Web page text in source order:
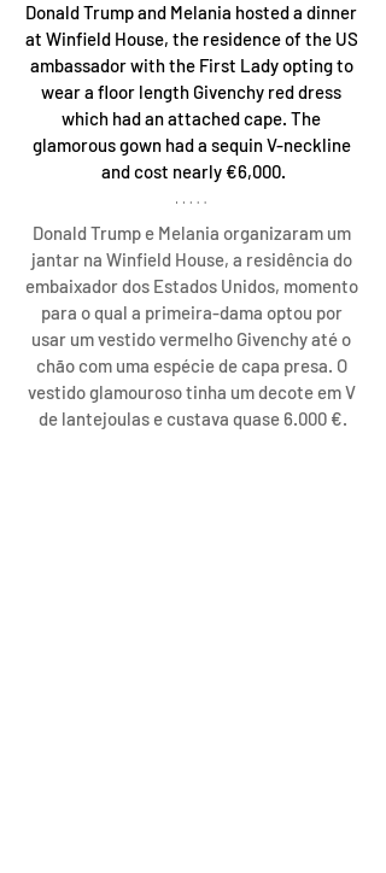
Donald Trump and Melania hosted a dinner
at Winfield House, the residence of the US
ambassador with the First Lady opting to
wear a floor length Givenchy red dress
which had an attached cape. The
glamorous gown had a sequin V-neckline
and cost nearly €6,000.
Donald Trump e Melania organizaram um
jantar na Winfield House, a residência do
embaixador dos Estados Unidos, momento
para o qual a primeira-dama optou por
usar um vestido vermelho Givenchy até o
chão com uma espécie de capa presa. O
vestido glamouroso tinha um decote em V
de lantejoulas e custava quase 6.000 €.